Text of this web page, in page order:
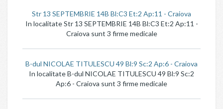
Str 13 SEPTEMBRIE 14B Bl:C3 Et:2 Ap:11 - Craiova
In localitate Str 13 SEPTEMBRIE 14B Bl:C3 Et:2 Ap:11 -
Craiova sunt 3 firme medicale
B-dul NICOLAE TITULESCU 49 Bl:9 Sc:2 Ap:6 - Craiova
In localitate B-dul NICOLAE TITULESCU 49 Bl:9 Sc:2
Ap:6 - Craiova sunt 3 firme medicale